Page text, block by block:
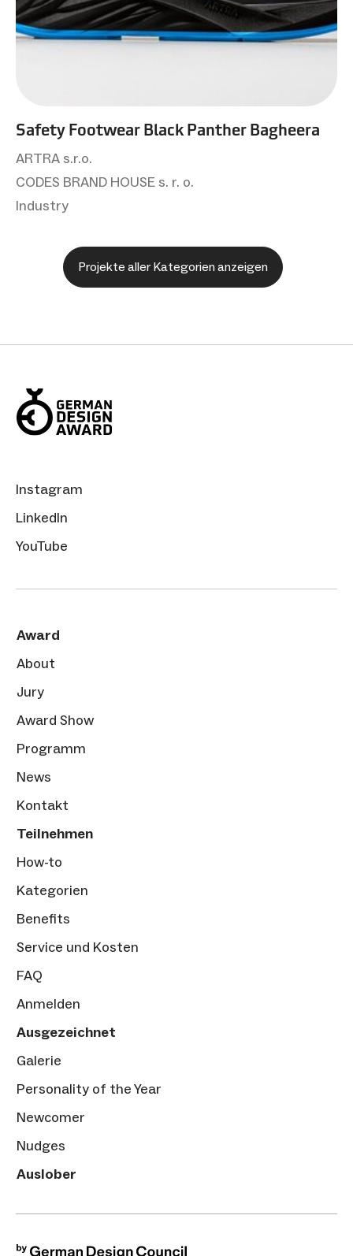
Safety Footwear Black Panther Bagheera
ARTRA s.r.o.
CODES BRAND HOUSE s. r. o.
Industry
Projekte aller Kategorien anzeigen
Instagram
LinkedIn
YouTube
Award
About
Jury
Award Show
Programm
News
Kontakt
Teilnehmen
How-to
Kategorien
Benefits
Service und Kosten
FAQ
Anmelden
Ausgezeichnet
Galerie
Personality of the Year
Newcomer
Nudges
Auslober